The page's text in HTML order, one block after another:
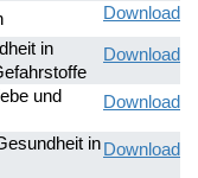
Download
in
Download
und
Download
inDownload